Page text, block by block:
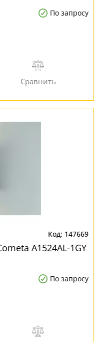
По запросу
147669
A1524AL-1GY
По запросу